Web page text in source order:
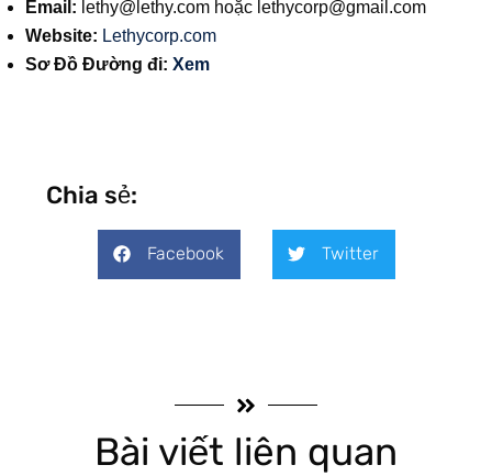
Email: lethy@lethy.com hoặc lethycorp@gmail.com
Website: Lethycorp.com
Sơ Đồ Đường đi: Xem
Chia sẻ:
Facebook Twitter
Bài viết liên quan